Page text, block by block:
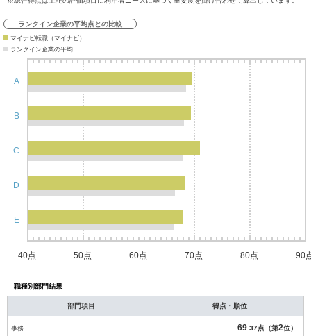
ランクイン企業の平均点との比較
マイナビ転職（マイナビ）
ランクイン企業の平均
A
B
C
D
E
40点 50点 60点 70点 80点 90
職種別部門結果
部門項目 得点・順位
事務 69 .37点（第2位）